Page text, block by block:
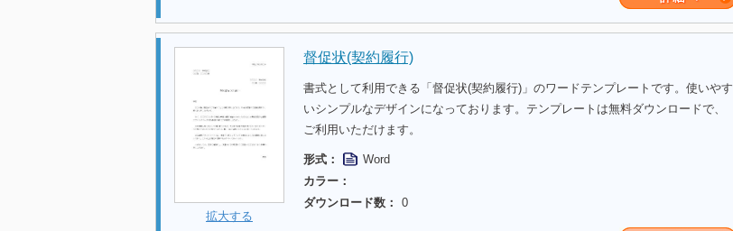
拡大する
督促状(契約履行)
書式として利用できる「督促状(契約履行)」のワードテンプレートです。使いやす
いシンプルなデザインになっております。テンプレートは無料ダウンロードで、
ご利用いただけます。
形式：
Word
カラー：
ダウンロード数：
0